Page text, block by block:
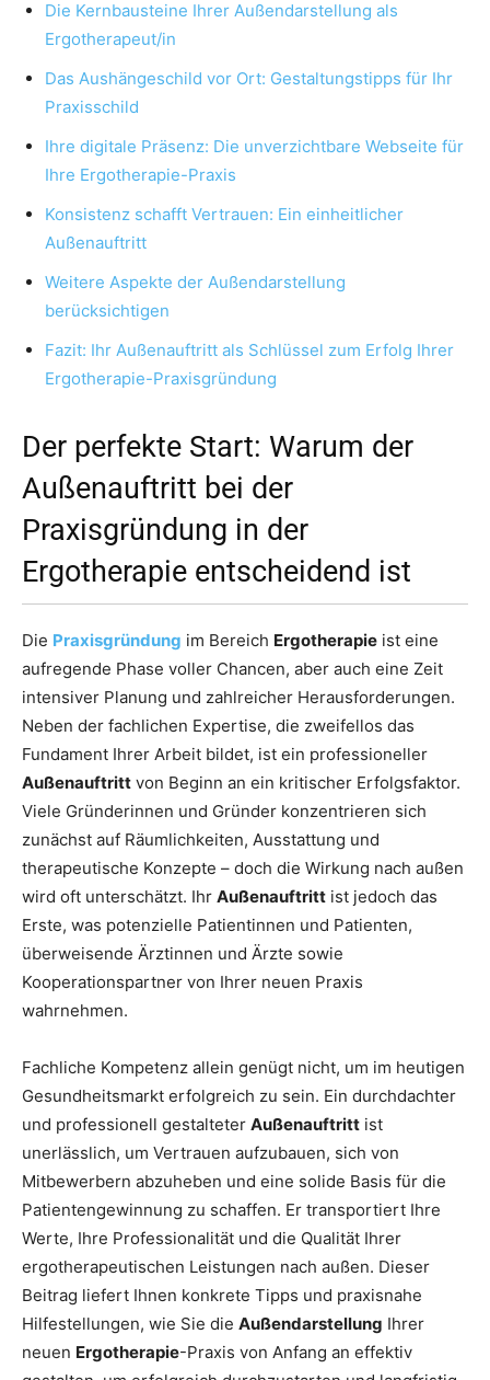
Die Kernbausteine Ihrer Außendarstellung als
Ergotherapeut/in
Das Aushängeschild vor Ort: Gestaltungstipps für Ihr
Praxisschild
Ihre digitale Präsenz: Die unverzichtbare Webseite für
Ihre Ergotherapie-Praxis
Konsistenz schafft Vertrauen: Ein einheitlicher
Außenauftritt
Weitere Aspekte der Außendarstellung
berücksichtigen
Fazit: Ihr Außenauftritt als Schlüssel zum Erfolg Ihrer
Ergotherapie-Praxisgründung
Der perfekte Start: Warum der
Außenauftritt bei der
Praxisgründung in der
Ergotherapie entscheidend ist
Die Praxisgründung im Bereich Ergotherapie ist eine
aufregende Phase voller Chancen, aber auch eine Zeit
intensiver Planung und zahlreicher Herausforderungen.
Neben der fachlichen Expertise, die zweifellos das
Fundament Ihrer Arbeit bildet, ist ein professioneller
Außenauftritt von Beginn an ein kritischer Erfolgsfaktor.
Viele Gründerinnen und Gründer konzentrieren sich
zunächst auf Räumlichkeiten, Ausstattung und
therapeutische Konzepte – doch die Wirkung nach außen
wird oft unterschätzt. Ihr Außenauftritt ist jedoch das
Erste, was potenzielle Patientinnen und Patienten,
überweisende Ärztinnen und Ärzte sowie
Kooperationspartner von Ihrer neuen Praxis
wahrnehmen.
Fachliche Kompetenz allein genügt nicht, um im heutigen
Gesundheitsmarkt erfolgreich zu sein. Ein durchdachter
und professionell gestalteter Außenauftritt ist
unerlässlich, um Vertrauen aufzubauen, sich von
Mitbewerbern abzuheben und eine solide Basis für die
Patientengewinnung zu schaffen. Er transportiert Ihre
Werte, Ihre Professionalität und die Qualität Ihrer
ergotherapeutischen Leistungen nach außen. Dieser
Beitrag liefert Ihnen konkrete Tipps und praxisnahe
Hilfestellungen, wie Sie die Außendarstellung Ihrer
neuen Ergotherapie-Praxis von Anfang an effektiv